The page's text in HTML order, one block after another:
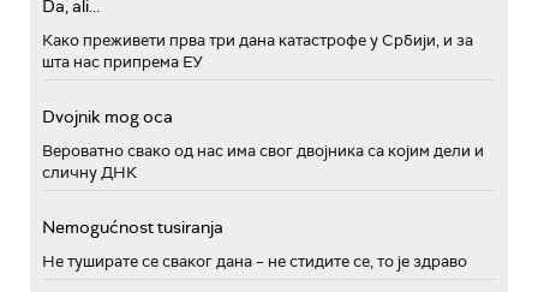
Da, ali...
Како преживети прва три дана катастрофе у Србији, и за
шта нас припрема ЕУ
Dvojnik mog oca
Вероватно свако од нас има свог двојника са којим дели и
сличну ДНК
Nemogućnost tusiranja
Не туширате се сваког дана – не стидите се, то је здраво